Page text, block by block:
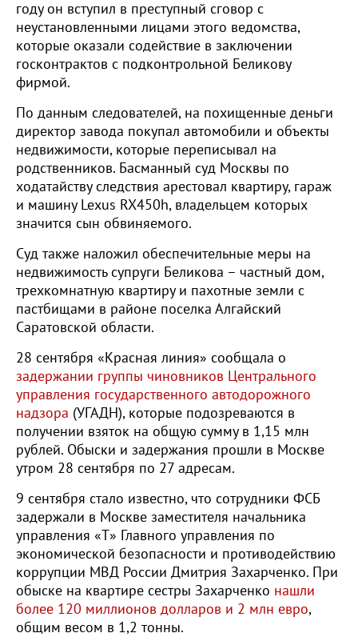
году он вступил в преступный сговор с
неустановленными лицами этого ведомства,
которые оказали содействие в заключении
госконтрактов с подконтрольной Беликову
фирмой.
По данным следователей, на похищенные деньги
директор завода покупал автомобили и объекты
недвижимости, которые переписывал на
родственников. Басманный суд Москвы по
ходатайству следствия арестовал квартиру, гараж
и машину Lexus RX450h, владельцем которых
значится сын обвиняемого.
Суд также наложил обеспечительные меры на
недвижимость супруги Беликова – частный дом,
трехкомнатную квартиру и пахотные земли с
пастбищами в районе поселка Алгайский
Саратовской области.
28 сентября «Красная линия» сообщала о
задержании группы чиновников Центрального
управления государственного автодорожного
надзора (УГАДН), которые подозреваются в
получении взяток на общую сумму в 1,15 млн
рублей. Обыски и задержания прошли в Москве
утром 28 сентября по 27 адресам.
9 сентября стало известно, что сотрудники ФСБ
задержали в Москве заместителя начальника
управления «Т» Главного управления по
экономической безопасности и противодействию
коррупции МВД России Дмитрия Захарченко. При
обыске на квартире сестры Захарченко нашли
более 120 миллионов долларов и 2 млн евро,
общим весом в 1,2 тонны.